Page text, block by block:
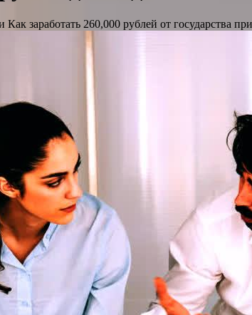
Как заработать 260,000 рублей от государства